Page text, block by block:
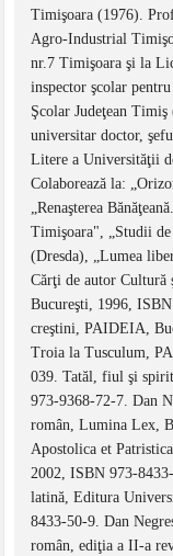
Timişoara (1976).
Agro-Industrial
nr.7 Timişoara şi la
inspector şcolar
Şcolar Judeţean
universitar doctor,
Litere a Universităţii
Colaborează la:
„Renaşterea
Timişoara", „Studii
(Dresda), „Lumea
Cărţi de autor
Bucureşti, 1996,
creştini, PAIDEIA,
Troia la Tusculum,
039. Tatăl, fiul şi
973-9368-72-7. Dan
român, Lumina Lex,
Apostolica et
2002, ISBN 973-
latină, Editura
8433-50-9. Dan
român, ediţia a II-a